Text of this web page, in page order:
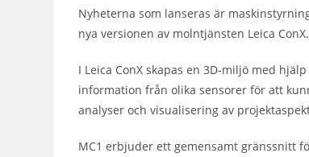
Nyheterna som lanseras är
nya versionen av molntjänsten Leica ConX.
I Leica ConX skapas en 3D-miljö med
information från olika sensorer för att
analyser och visualisering av
MC1 erbjuder ett gemensamt gränssnitt